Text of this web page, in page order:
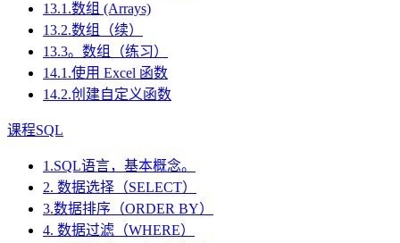
13.1.数组 (Arrays)
13.2.数组（续）
13.3。数组（练习）
14.1.使用 Excel 函数
14.2.创建自定义函数
课程SQL
1.SQL语言，基本概念。
2. 数据选择（SELECT）
3.数据排序（ORDER BY）
4. 数据过滤（WHERE）